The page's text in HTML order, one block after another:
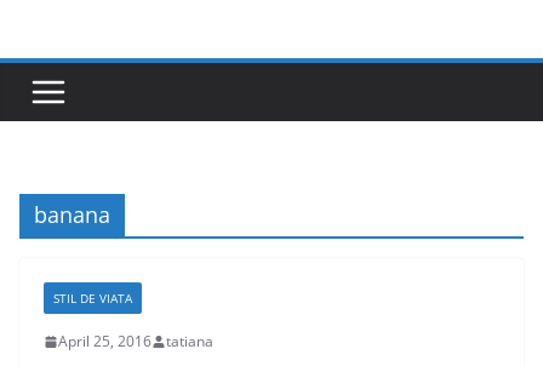
content
banana
STIL DE VIATA
April 25, 2016 tatiana